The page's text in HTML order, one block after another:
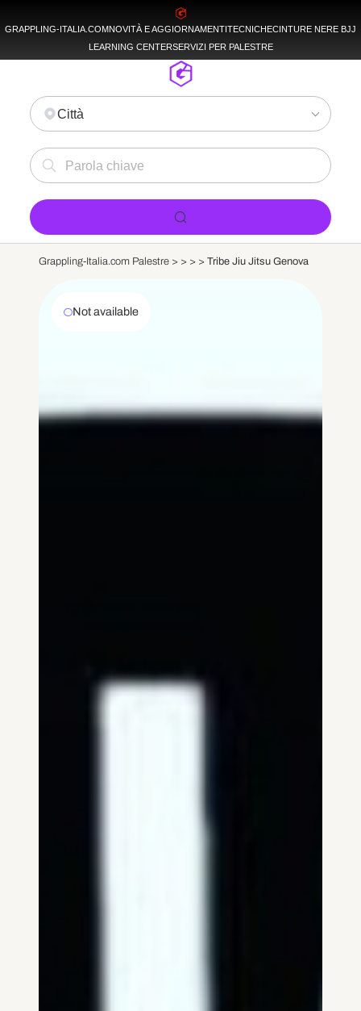
GRAPPLING-ITALIA.COMNOVITÀ E AGGIORNAMENTITECNICHECINTURE NERE BJJ
LEARNING CENTERSERVIZI PER PALESTRE
Città
Grappling-Italia.com Palestre > > > > Tribe Jiu Jitsu Genova
Not available